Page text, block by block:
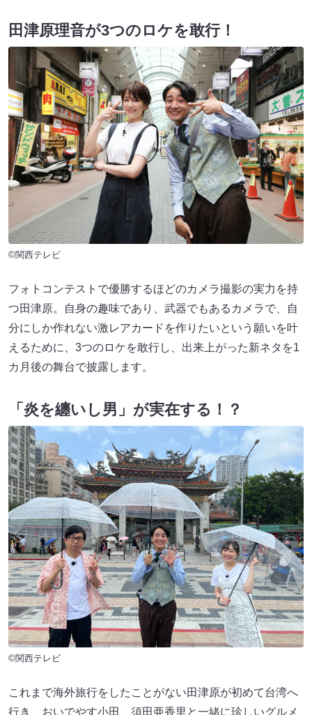
田津原理音が3つのロケを敢行！
©関西テレビ
フォトコンテストで優勝するほどのカメラ撮影の実力を持
つ田津原。自身の趣味であり、武器でもあるカメラで、自
分にしか作れない激レアカードを作りたいという願いを叶
えるために、3つのロケを敢行し、出来上がった新ネタを1
カ月後の舞台で披露します。
「炎を纏いし男」が実在する！？
©関西テレビ
これまで海外旅行をしたことがない田津原が初めて台湾へ
行き、おいでやす小田、須田亜香里と一緒に珍しいグルメ